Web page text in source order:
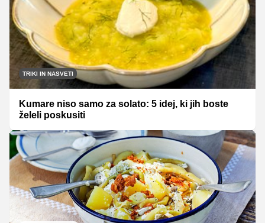
TRIKI IN NASVETI
Kumare niso samo za solato: 5 idej, ki jih boste
želeli poskusiti